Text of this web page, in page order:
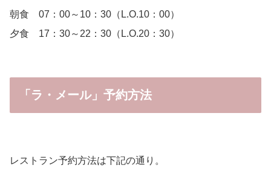
朝食 07：00～10：30（L.O.10：00）
夕食 17：30～22：30（L.O.20：30）
「ラ・メール」予約方法
レストラン予約方法は下記の通り。